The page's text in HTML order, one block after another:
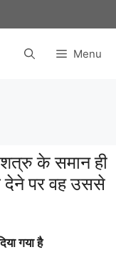
Menu
के समान ही
देने पर वह उससे
गया है